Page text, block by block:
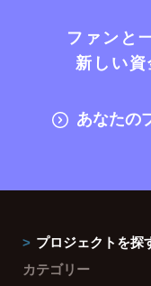
ファンと
新しい
あなたの
プロジェクトを探
カテゴリー